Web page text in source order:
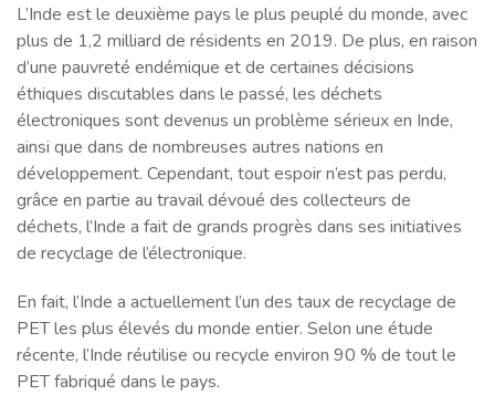
L’Inde est le deuxième pays le plus peuplé du monde, avec
plus de 1,2 milliard de résidents en 2019. De plus, en raison
d’une pauvreté endémique et de certaines décisions
éthiques discutables dans le passé, les déchets
électroniques sont devenus un problème sérieux en Inde,
ainsi que dans de nombreuses autres nations en
développement. Cependant, tout espoir n’est pas perdu,
grâce en partie au travail dévoué des collecteurs de
déchets, l’Inde a fait de grands progrès dans ses initiatives
de recyclage de l’électronique.
En fait, l’Inde a actuellement l’un des taux de recyclage de
PET les plus élevés du monde entier. Selon une étude
récente, l’Inde réutilise ou recycle environ 90 % de tout le
PET fabriqué dans le pays.